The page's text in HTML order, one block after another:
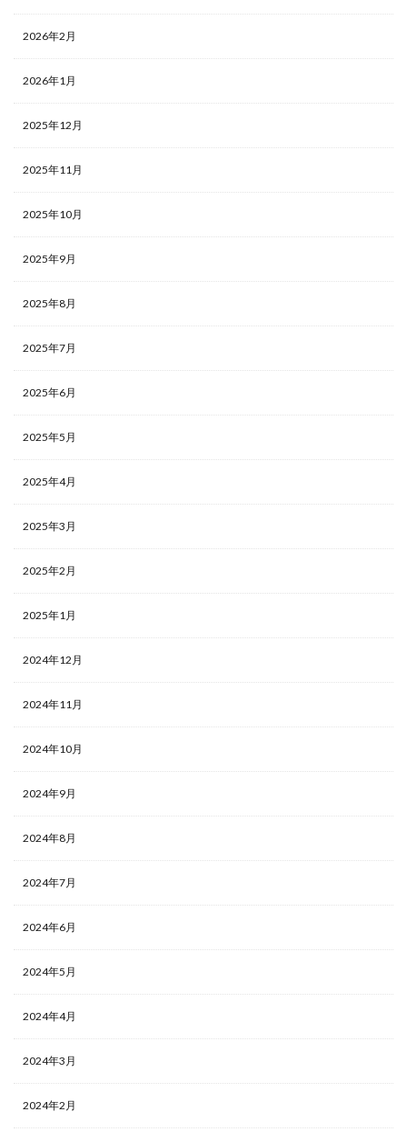
2026年2月
2026年1月
2025年12月
2025年11月
2025年10月
2025年9月
2025年8月
2025年7月
2025年6月
2025年5月
2025年4月
2025年3月
2025年2月
2025年1月
2024年12月
2024年11月
2024年10月
2024年9月
2024年8月
2024年7月
2024年6月
2024年5月
2024年4月
2024年3月
2024年2月